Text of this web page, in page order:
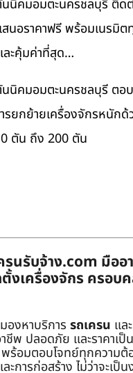
นิคมอมตะนครชลบุรี ติด
สนอราคาฟรี พร้อมเนรมิ
ละคุ้มค่าที่สุด…
นิคมอมตะนครชลบุรี ตอ
รยกย้ายเครื่องจักรหนักด้
ตัน ถึง 200 ตัน
รนรับจ้าง.com มือ
งเครื่องจักร ครอ
งหาบริการ รถเครน และ
ชีพ ปลอดภัย และราคาเป็
พร้อมตอบโจทย์ทุกความต้
ะการก่อสร้าง ไม่ว่าจะเป็